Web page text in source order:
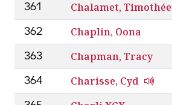
361 Chalamet, Timothée
362 Chaplin, Oona
363 Chapman, Tracy
364 Charisse, Cyd